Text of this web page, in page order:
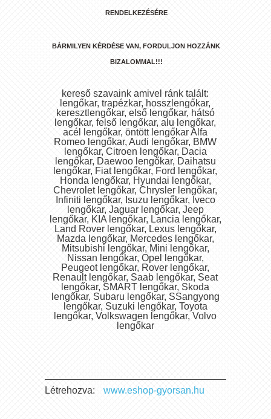
RENDELKEZÉSÉRE
BÁRMILYEN KÉRDÉSE VAN, FORDULJON HOZZÁNK
BIZALOMMAL!!!
kereső szavaink amivel ránk talált:
lengőkar, trapézkar, hosszlengőkar,
keresztlengőkar, első lengőkar, hátsó
lengőkar, felső lengőkar, alu lengőkar,
acél lengőkar, öntött lengőkar Alfa
Romeo lengőkar, Audi lengőkar, BMW
lengőkar, Citroen lengőkar, Dacia
lengőkar, Daewoo lengőkar, Daihatsu
lengőkar, Fiat lengőkar, Ford lengőkar,
Honda lengőkar, Hyundai lengőkar,
Chevrolet lengőkar, Chrysler lengőkar,
Infiniti lengőkar, Isuzu lengőkar, Iveco
lengőkar, Jaguar lengőkar, Jeep
lengőkar, KIA lengőkar, Lancia lengőkar,
Land Rover lengőkar, Lexus lengőkar,
Mazda lengőkar, Mercedes lengőkar,
Mitsubishi lengőkar, Mini lengőkar,
Nissan lengőkar, Opel lengőkar,
Peugeot lengőkar, Rover lengőkar,
Renault lengőkar, Saab lengőkar, Seat
lengőkar, SMART lengőkar, Skoda
lengőkar, Subaru lengőkar, SSangyong
lengőkar, Suzuki lengőkar, Toyota
lengőkar, Volkswagen lengőkar, Volvo
lengőkar
Létrehozva: www.eshop-gyorsan.hu